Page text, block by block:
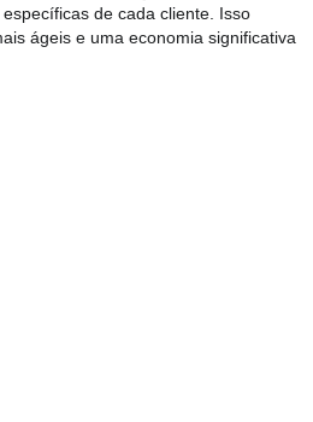
de cada cliente. Isso
ágeis e uma economia significativa